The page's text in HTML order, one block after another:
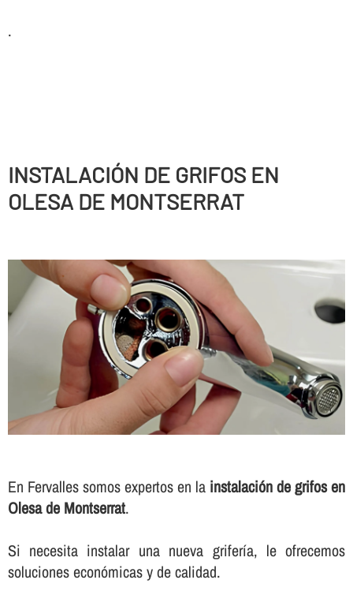
.
INSTALACIÓN DE GRIFOS EN
OLESA DE MONTSERRAT
En Fervalles somos expertos en la instalación de grifos en
Olesa de Montserrat.
Si necesita instalar una nueva griferí­a, le ofrecemos
soluciones económicas y de calidad.